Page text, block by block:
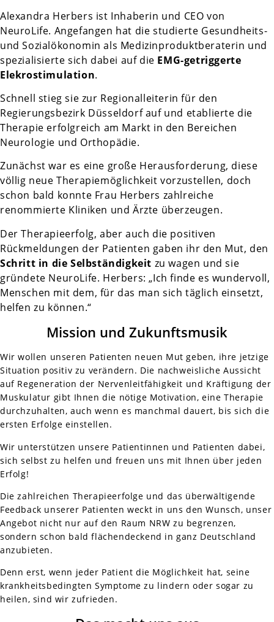
Alexandra Herbers ist Inhaberin und CEO von
NeuroLife. Angefangen hat die studierte Gesundheits-
und Sozialökonomin als Medizinproduktberaterin und
spezialisierte sich dabei auf die EMG-getriggerte
Elekrostimulation.
Schnell stieg sie zur Regionalleiterin für den
Regierungsbezirk Düsseldorf auf und etablierte die
Therapie erfolgreich am Markt in den Bereichen
Neurologie und Orthopädie.
Zunächst war es eine große Herausforderung, diese
völlig neue Therapiemöglichkeit vorzustellen, doch
schon bald konnte Frau Herbers zahlreiche
renommierte Kliniken und Ärzte überzeugen.
Der Therapieerfolg, aber auch die positiven
Rückmeldungen der Patienten gaben ihr den Mut, den
Schritt in die Selbständigkeit zu wagen und sie
gründete NeuroLife. Herbers: „Ich finde es wundervoll,
Menschen mit dem, für das man sich täglich einsetzt,
helfen zu können.“
Mission und Zukunftsmusik
Wir wollen unseren Patienten neuen Mut geben, ihre jetzige
Situation positiv zu verändern. Die nachweisliche Aussicht
auf Regeneration der Nervenleitfähigkeit und Kräftigung der
Muskulatur gibt Ihnen die nötige Motivation, eine Therapie
durchzuhalten, auch wenn es manchmal dauert, bis sich die
ersten Erfolge einstellen.
Wir unterstützen unsere Patientinnen und Patienten dabei,
sich selbst zu helfen und freuen uns mit Ihnen über jeden
Erfolg!
Die zahlreichen Therapieerfolge und das überwältigende
Feedback unserer Patienten weckt in uns den Wunsch, unser
Angebot nicht nur auf den Raum NRW zu begrenzen,
sondern schon bald flächendeckend in ganz Deutschland
anzubieten.
Denn erst, wenn jeder Patient die Möglichkeit hat, seine
krankheitsbedingten Symptome zu lindern oder sogar zu
heilen, sind wir zufrieden.